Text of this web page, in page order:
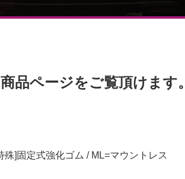
品ページをご覧頂けます。
]固定式強化ゴム / ML=マウントレス